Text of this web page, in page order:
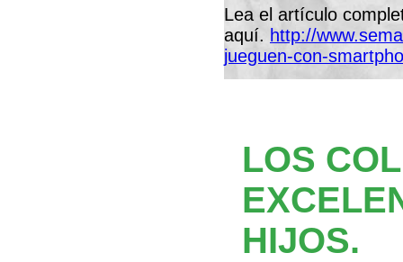
Lea el artículo
aquí. http://
jueguen-con-
LOS
HIJOS.